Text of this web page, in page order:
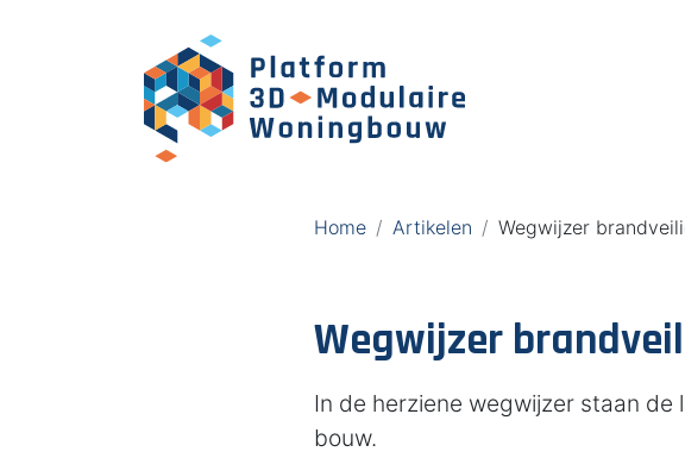
Home Artikelen Wegwijzer
Wegwijzer
In de herziene wegwijzer staan
bouw.